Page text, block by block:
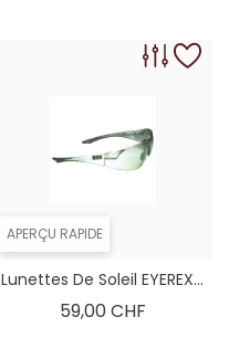
APERÇU RAPIDE
Lunettes De Soleil EYEREX...
59,00 CHFPrix